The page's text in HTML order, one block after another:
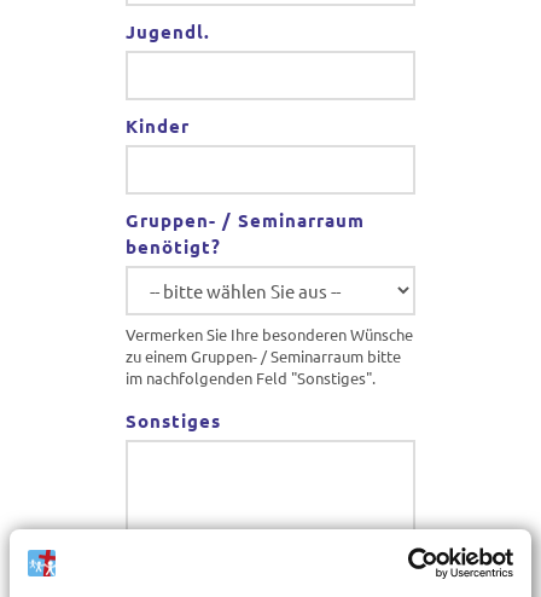
Jugendl.
Kinder
Gruppen- / Seminarraum
benötigt?
Vermerken Sie Ihre besonderen Wünsche
zu einem Gruppen- / Seminarraum bitte
im nachfolgenden Feld "Sonstiges".
Sonstiges